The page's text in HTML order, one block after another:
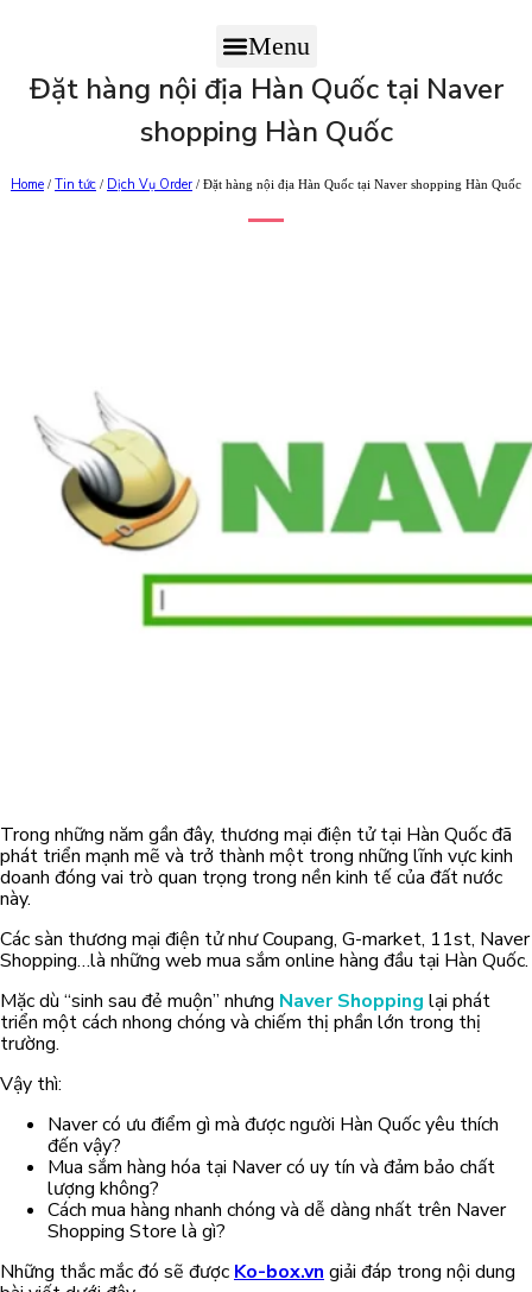
Menu
Đặt hàng nội địa Hàn Quốc tại Naver
shopping Hàn Quốc
Home / Tin tức / Dịch Vụ Order / Đặt hàng nội địa Hàn Quốc tại Naver shopping Hàn Quốc
Trong những năm gần đây, thương mại điện tử tại Hàn Quốc đã
phát triển mạnh mẽ và trở thành một trong những lĩnh vực kinh
doanh đóng vai trò quan trọng trong nền kinh tế của đất nước
này.
Các sàn thương mại điện tử như Coupang, G-market, 11st, Naver
Shopping…là những web mua sắm online hàng đầu tại Hàn Quốc.
Mặc dù “sinh sau đẻ muộn” nhưng Naver Shopping lại phát
triển một cách nhong chóng và chiếm thị phần lớn trong thị
trường.
Vậy thì:
Naver có ưu điểm gì mà được người Hàn Quốc yêu thích
đến vậy?
Mua sắm hàng hóa tại Naver có uy tín và đảm bảo chất
lượng không?
Cách mua hàng nhanh chóng và dễ dàng nhất trên Naver
Shopping Store là gì?
Những thắc mắc đó sẽ được Ko-box.vn giải đáp trong nội dung